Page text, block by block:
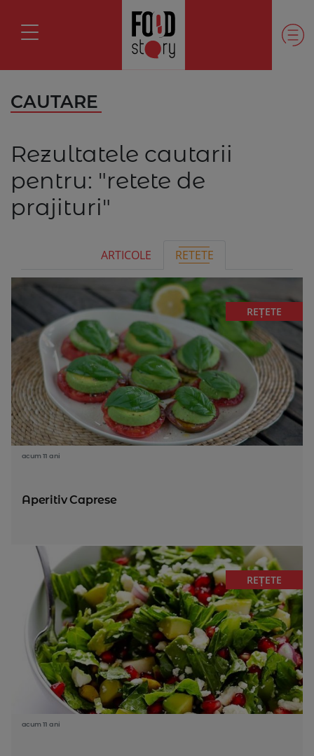
CAUTARE
Rezultatele cautarii
pentru: "retete de
prajituri"
ARTICOLE RETETE
REȚETE
acum 11 ani
Aperitiv Caprese
REȚETE
acum 11 ani